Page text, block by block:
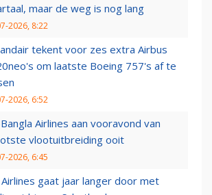
maar de weg is nog lang
2026, 8:22
tekent voor zes extra Airbus
om laatste Boeing 757's af te
2026, 6:52
Airlines aan vooravond van
vlootuitbreiding ooit
2026, 6:45
Airlines gaat jaar langer door met